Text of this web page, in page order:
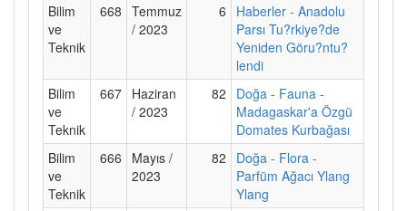
Bilim
ve
Teknik
668 Temmuz
/ 2023
6
Haberler - Anadolu
Parsı Tu?rkiye?de
Yeniden Göru?ntu?
lendi
Bilim
ve
Teknik
667 Haziran
/ 2023
82
Doğa - Fauna -
Madagaskar'a Özgü
Domates Kurbağası
Bilim
ve
Teknik
666
Mayıs /
2023
82
Doğa - Flora -
Parfüm Ağacı Ylang
Ylang